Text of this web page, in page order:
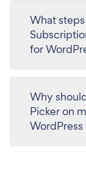
What
for
Why
Picker on
WordPress